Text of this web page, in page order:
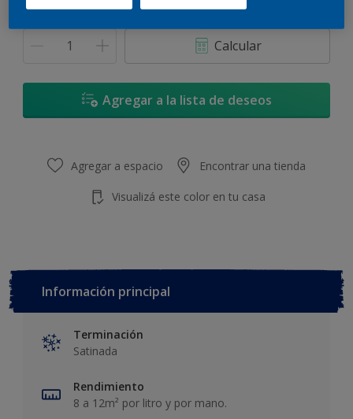
Calcular
Agregar a la lista de deseos
Agregar a espacio Encontrar una tienda
Visualizá este color en tu casa
Información principal
Terminación
Satinada
Rendimiento
8 a 12m² por litro y por mano.